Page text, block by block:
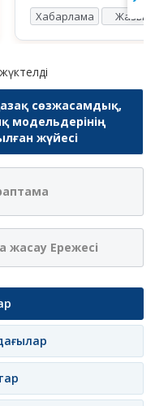
Хабарлама
Жазылу
сөзжасамдық,
жүйесі
жасау Ережесі